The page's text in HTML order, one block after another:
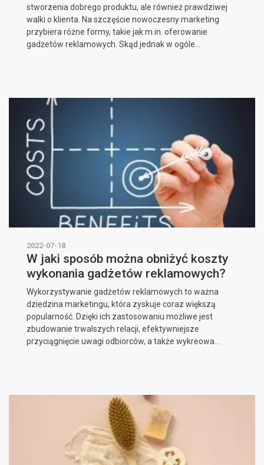
stworzenia dobrego produktu, ale również prawdziwej
walki o klienta. Na szczęście nowoczesny marketing
przybiera różne formy, takie jak m.in. oferowanie
gadżetów reklamowych. Skąd jednak w ogóle...
2022-07-18
W jaki sposób można obniżyć koszty
wykonania gadżetów reklamowych?
Wykorzystywanie gadżetów reklamowych to ważna
dziedzina marketingu, która zyskuje coraz większą
popularność. Dzięki ich zastosowaniu możliwe jest
zbudowanie trwalszych relacji, efektywniejsze
przyciągnięcie uwagi odbiorców, a także wykreowa...